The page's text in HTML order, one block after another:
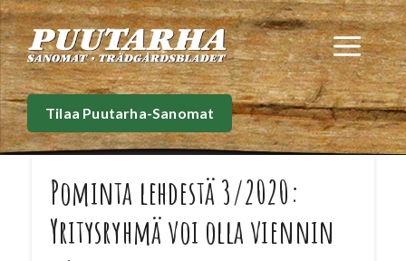
Siirry
sisältöön
Tilaa Puutarha-Sanomat
Pominta lehdestä 3/2020:
Yritysryhmä voi olla viennin